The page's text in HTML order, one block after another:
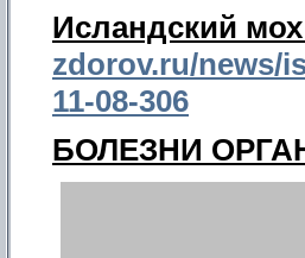
Исландский
zdorov.ru/news/
11-08-306
БОЛЕЗНИ